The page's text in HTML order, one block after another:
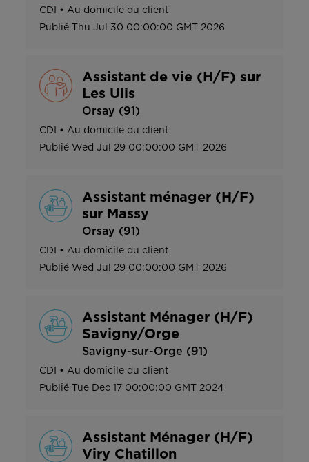
CDI • Au domicile du client
Publié
Thu Jul 30 00:00:00 GMT 2026
Assistant de vie (H/F) sur
Les Ulis
Orsay (91)
CDI • Au domicile du client
Publié Wed Jul 29 00:00:00 GMT 2026
Assistant ménager (H/F)
sur Massy
Orsay (91)
CDI • Au domicile du client
Publié Wed Jul 29 00:00:00 GMT 2026
Assistant Ménager (H/F)
Savigny/Orge
Savigny-sur-Orge (91)
CDI • Au domicile du client
Publié Tue Dec 17 00:00:00 GMT 2024
Assistant Ménager (H/F)
Viry Chatillon